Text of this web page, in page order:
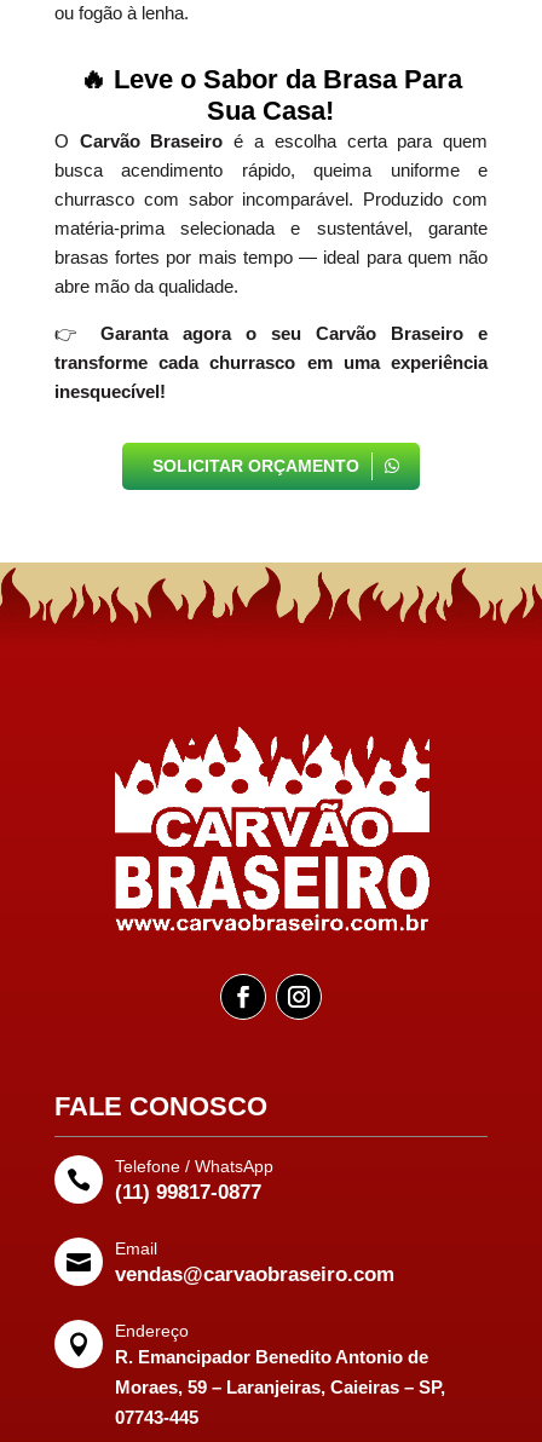
ou fogão à lenha.
🔥 Leve o Sabor da Brasa Para
Sua Casa!
O Carvão Braseiro é a escolha certa para quem
busca acendimento rápido, queima uniforme e
churrasco com sabor incomparável. Produzido com
matéria-prima selecionada e sustentável, garante
brasas fortes por mais tempo — ideal para quem não
abre mão da qualidade.
👉
Garanta agora o seu Carvão Braseiro e
transforme cada churrasco em uma experiência
inesquecível!
SOLICITAR ORÇAMENTO
FALE CONOSCO

Telefone / WhatsApp
(11) 99817-0877

Email
vendas@carvaobraseiro.com

Endereço
R. Emancipador Benedito Antonio de
Moraes, 59 – Laranjeiras, Caieiras – SP,
07743-445